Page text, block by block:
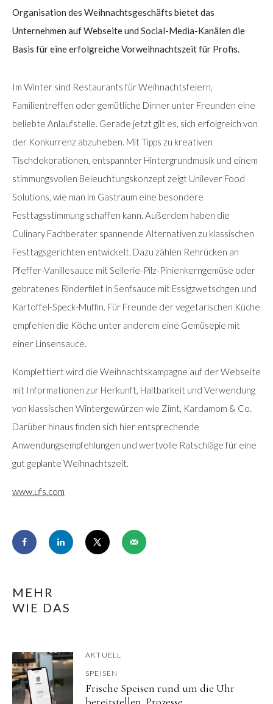
Organisation des Weihnachtsgeschäfts bietet das
Unternehmen auf Webseite und Social-Media-Kanälen die
Basis für eine erfolgreiche Vorweihnachtszeit für Profis.
Im Winter sind Restaurants für Weihnachtsfeiern,
Familientreffen oder gemütliche Dinner unter Freunden eine
beliebte Anlaufstelle. Gerade jetzt gilt es, sich erfolgreich von
der Konkurrenz abzuheben. Mit Tipps zu kreativen
Tischdekorationen, entspannter Hintergrundmusik und einem
stimmungsvollen Beleuchtungskonzept zeigt Unilever Food
Solutions, wie man im Gastraum eine besondere
Festtagsstimmung schaffen kann. Außerdem haben die
Culinary Fachberater spannende Alternativen zu klassischen
Festtagsgerichten entwickelt. Dazu zählen Rehrücken an
Pfeffer-Vanillesauce mit Sellerie-Pilz-Pinienkerngemüse oder
gebratenes Rinderfilet in Senfsauce mit Essigzwetschgen und
Kartoffel-Speck-Muffin. Für Freunde der vegetarischen Küche
empfehlen die Köche unter anderem eine Gemüsepie mit
einer Linsensauce.
Komplettiert wird die Weihnachtskampagne auf der Webseite
mit Informationen zur Herkunft, Haltbarkeit und Verwendung
von klassischen Wintergewürzen wie Zimt, Kardamom & Co.
Darüber hinaus finden sich hier entsprechende
Anwendungsempfehlungen und wertvolle Ratschläge für eine
gut geplante Weihnachtszeit.
www.ufs.com
MEHR
WIE DAS
AKTUELL
SPEISEN
Frische Speisen rund um die Uhr